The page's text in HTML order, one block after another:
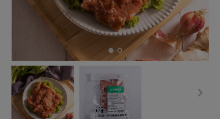
休閒零嘴 沖泡飲品
保健食品
居家好物
漬物
涼拌沙拉
飲品
合作25-精選產品第四彈
合作25-精選產品第三彈
議題活動
主婦聯盟X樂齡網特約優惠案
30%rPET紅烏龍茶
惜食
支持本土農糧
廢核運動 能源議題
減添加物 減塑減廢
公益金 食農教育
更多議題
社員權益
合作社法規